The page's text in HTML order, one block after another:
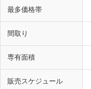
最多価格帯
間取り
専有面積
販売スケジュール